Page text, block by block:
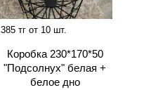
385 тг от 10 шт.
Коробка 230*170*50
"Подсолнух" белая +
белое дно